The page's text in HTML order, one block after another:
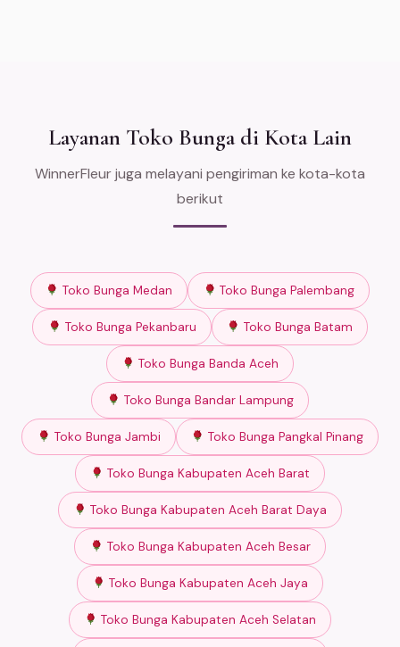
Layanan Toko Bunga di Kota Lain
WinnerFleur juga melayani pengiriman ke kota-kota
berikut
Toko Bunga Medan Toko Bunga Palembang
Toko Bunga Pekanbaru Toko Bunga Batam
Toko Bunga Banda Aceh
Toko Bunga Bandar Lampung
Toko Bunga Jambi Toko Bunga Pangkal Pinang
Toko Bunga Kabupaten Aceh Barat
Toko Bunga Kabupaten Aceh Barat Daya
Toko Bunga Kabupaten Aceh Besar
Toko Bunga Kabupaten Aceh Jaya
Toko Bunga Kabupaten Aceh Selatan